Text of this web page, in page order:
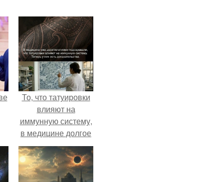
То, что татуировки
влияют на
иммунную систему,
в медицине долгое
время
рассматривалось
лишь как гипотеза.